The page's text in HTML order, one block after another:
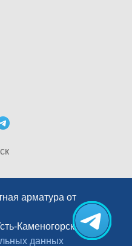
арматура от
Каменогорск, 2012–
данных